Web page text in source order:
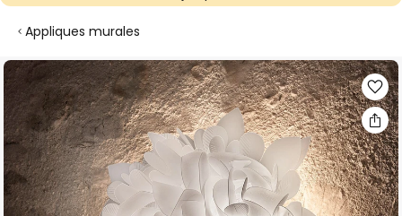
Appliques murales
Skip
to
the
end
of
the
images